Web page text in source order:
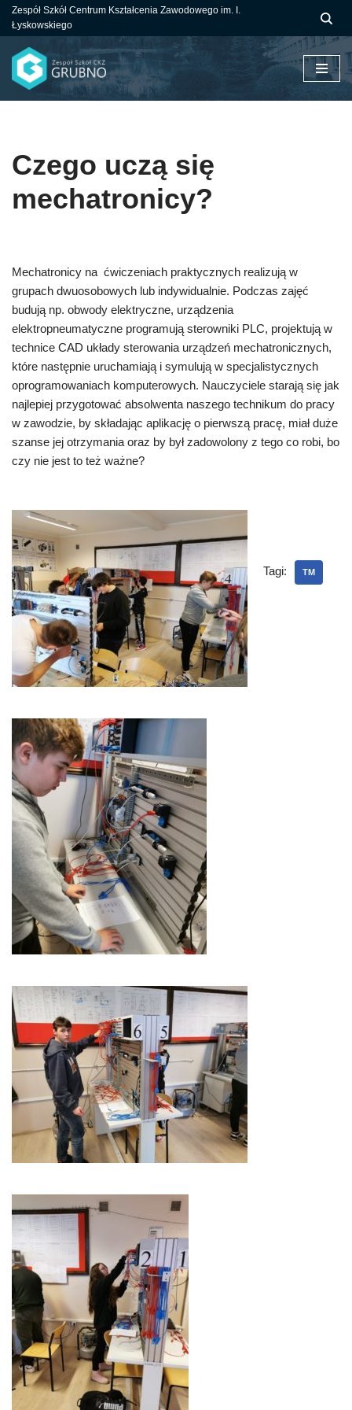
do
treści
Zespół Szkół Centrum Kształcenia Zawodowego im. I.
Łyskowskiego
Czego uczą się
mechatronicy?
Mechatronicy na ćwiczeniach praktycznych realizują w
grupach dwuosobowych lub indywidualnie. Podczas zajęć
budują np. obwody elektryczne, urządzenia
elektropneumatyczne programują sterowniki PLC, projektują w
technice CAD układy sterowania urządzeń mechatronicznych,
które następnie uruchamiają i symulują w specjalistycznych
oprogramowaniach komputerowych. Nauczyciele starają się jak
najlepiej przygotować absolwenta naszego technikum do pracy
w zawodzie, by składając aplikację o pierwszą pracę, miał duże
szanse jej otrzymania oraz by był zadowolony z tego co robi, bo
czy nie jest to też ważne?
Tagi: TM